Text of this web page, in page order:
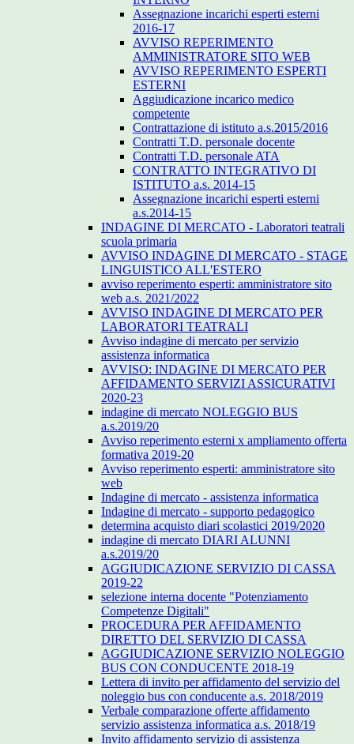
Assegnazione incarichi esperti esterni
2016-17
AVVISO REPERIMENTO
AMMINISTRATORE SITO WEB
AVVISO REPERIMENTO ESPERTI
ESTERNI
Aggiudicazione incarico medico
competente
Contrattazione di istituto a.s.2015/2016
Contratti T.D. personale docente
Contratti T.D. personale ATA
CONTRATTO INTEGRATIVO DI
ISTITUTO a.s. 2014-15
Assegnazione incarichi esperti esterni
a.s.2014-15
INDAGINE DI MERCATO - Laboratori teatrali
scuola primaria
AVVISO INDAGINE DI MERCATO - STAGE
LINGUISTICO ALL'ESTERO
avviso reperimento esperti: amministratore sito
web a.s. 2021/2022
AVVISO INDAGINE DI MERCATO PER
LABORATORI TEATRALI
Avviso indagine di mercato per servizio
assistenza informatica
AVVISO: INDAGINE DI MERCATO PER
AFFIDAMENTO SERVIZI ASSICURATIVI
2020-23
indagine di mercato NOLEGGIO BUS
a.s.2019/20
Avviso reperimento esterni x ampliamento offerta
formativa 2019-20
Avviso reperimento esperti: amministratore sito
web
Indagine di mercato - assistenza informatica
Indagine di mercato - supporto pedagogico
determina acquisto diari scolastici 2019/2020
indagine di mercato DIARI ALUNNI
a.s.2019/20
AGGIUDICAZIONE SERVIZIO DI CASSA
2019-22
selezione interna docente "Potenziamento
Competenze Digitali"
PROCEDURA PER AFFIDAMENTO
DIRETTO DEL SERVIZIO DI CASSA
AGGIUDICAZIONE SERVIZIO NOLEGGIO
BUS CON CONDUCENTE 2018-19
Lettera di invito per affidamento del servizio del
noleggio bus con conducente a.s. 2018/2019
Verbale comparazione offerte affidamento
servizio assistenza informatica a.s. 2018/19
Invito affidamento servizio di assistenza